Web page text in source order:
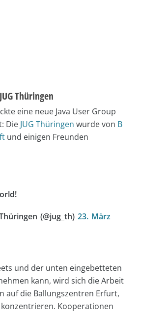
Thüringen
eine neue Java User Group
Die JUG Thüringen wurde von B
und einigen Freunden
(@jug_th) 23. März
und der unten eingebetteten
kann, wird sich die Arbeit
auf die Ballungszentren Erfurt,
konzentrieren. Kooperationen